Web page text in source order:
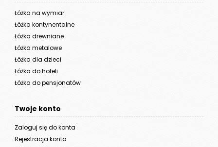
Łóżka na wymiar
Łóżka kontynentalne
Łóżka drewniane
Łóżka metalowe
Łóżka dla dzieci
Łóżka do hoteli
Łóżka do pensjonatów
Twoje konto
Zaloguj się do konta
Rejestracja konta